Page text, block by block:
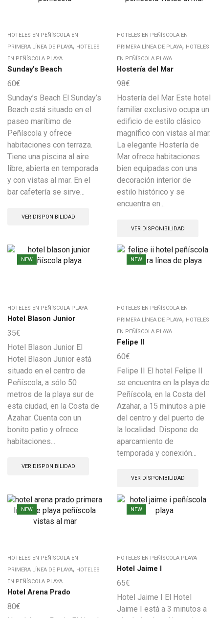
HOTELES EN PEÑÍSCOLA EN
PRIMERA LÍNEA DE PLAYA, HOTELES
EN PEÑÍSCOLA PLAYA
Sunday’s Beach
60€
Sunday’s Beach El Sunday’s
Beach está situado en el
paseo marítimo de
Peñíscola y ofrece
habitaciones con terraza.
Tiene una piscina al aire
libre, abierta en temporada
y con vistas al mar. En el
bar cafetería se sirve...
VER DISPONIBILIDAD
HOTELES EN PEÑÍSCOLA EN
PRIMERA LÍNEA DE PLAYA, HOTELES
EN PEÑÍSCOLA PLAYA
Hostería del Mar
98€
Hostería del Mar Este hotel
familiar exclusivo ocupa un
edificio de estilo clásico
magnífico con vistas al mar.
La elegante Hostería de
Mar ofrece habitaciones
bien equipadas con una
decoración interior de
estilo histórico y se
encuentra en...
VER DISPONIBILIDAD
NEW
HOTELES EN PEÑÍSCOLA PLAYA
Hotel Blason Junior
35€
Hotel Blason Junior El
Hotel Blason Junior está
situado en el centro de
Peñíscola, a sólo 50
metros de la playa sur de
esta ciudad, en la Costa de
Azahar. Cuenta con un
bonito patio y ofrece
habitaciones...
VER DISPONIBILIDAD
NEW
HOTELES EN PEÑÍSCOLA EN
PRIMERA LÍNEA DE PLAYA, HOTELES
EN PEÑÍSCOLA PLAYA
Felipe II
60€
Felipe II El hotel Felipe II
se encuentra en la playa de
Peñíscola, en la Costa del
Azahar, a 15 minutos a pie
del centro y del puerto de
la localidad. Dispone de
aparcamiento de
temporada y conexión...
VER DISPONIBILIDAD
NEW
HOTELES EN PEÑÍSCOLA EN
PRIMERA LÍNEA DE PLAYA, HOTELES
EN PEÑÍSCOLA PLAYA
Hotel Arena Prado
80€
NEW
HOTELES EN PEÑÍSCOLA PLAYA
Hotel Jaime I
65€
Hotel Jaime I El Hotel
Jaime I está a 3 minutos a